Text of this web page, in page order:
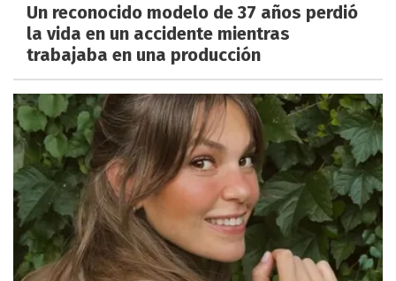
Un reconocido modelo de 37 años perdió
la vida en un accidente mientras
trabajaba en una producción